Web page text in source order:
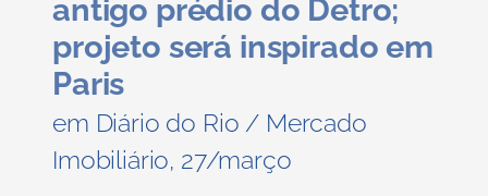
antigo prédio do Detro;
projeto será inspirado em
Paris
em Diário do Rio / Mercado
Imobiliário, 27/março